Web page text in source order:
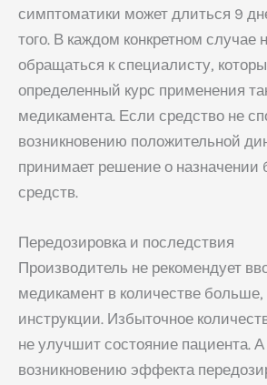
симптоматики может длиться 9
того. В каждом конкретном случае
обращаться к специалисту,
определенный курс применения
медикамента. Если средство не
возникновению положительной
принимает решение о
средств.
Передозировка и последствия
Производитель не рекомендует
медикамент в количестве больше,
инструкции. Избыточное
не улучшит состояние пациента.
возникновению эффекта